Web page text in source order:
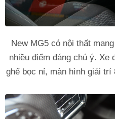
New MG5 có nội thất
nhiều điểm đáng chú ý.
ghế bọc nỉ, màn hình giải trí